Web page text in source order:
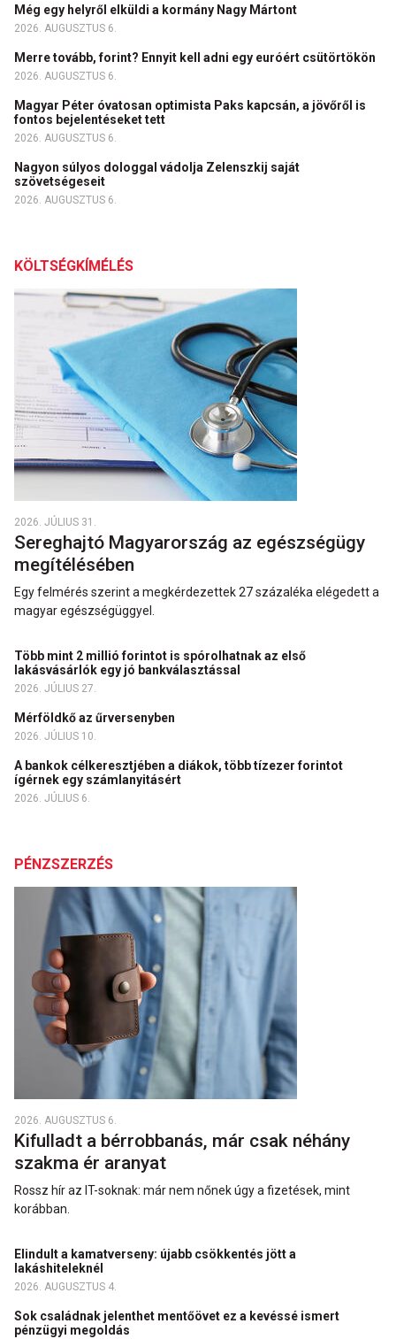
Még egy helyről elküldi a kormány Nagy Mártont
2026. AUGUSZTUS 6.
Merre tovább, forint? Ennyit kell adni egy euróért csütörtökön
2026. AUGUSZTUS 6.
Magyar Péter óvatosan optimista Paks kapcsán, a jövőről is
fontos bejelentéseket tett
2026. AUGUSZTUS 6.
Nagyon súlyos dologgal vádolja Zelenszkij saját
szövetségeseit
2026. AUGUSZTUS 6.
KÖLTSÉGKÍMÉLÉS
2026. JÚLIUS 31.
Sereghajtó Magyarország az egészségügy
megítélésében
Egy felmérés szerint a megkérdezettek 27 százaléka elégedett a
magyar egészségüggyel.
Több mint 2 millió forintot is spórolhatnak az első
lakásvásárlók egy jó bankválasztással
2026. JÚLIUS 27.
Mérföldkő az űrversenyben
2026. JÚLIUS 10.
A bankok célkeresztjében a diákok, több tízezer forintot
ígérnek egy számlanyitásért
2026. JÚLIUS 6.
PÉNZSZERZÉS
2026. AUGUSZTUS 6.
Kifulladt a bérrobbanás, már csak néhány
szakma ér aranyat
Rossz hír az IT-soknak: már nem nőnek úgy a fizetések, mint
korábban.
Elindult a kamatverseny: újabb csökkentés jött a
lakáshiteleknél
2026. AUGUSZTUS 4.
Sok családnak jelenthet mentőövet ez a kevéssé ismert
pénzügyi megoldás